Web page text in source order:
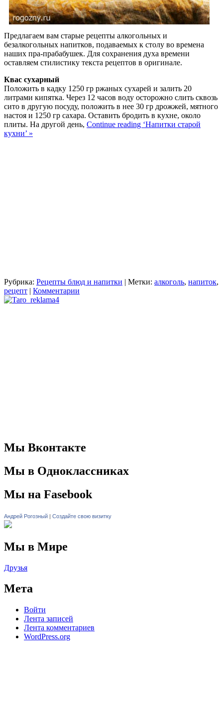
Предлагаем вам старые рецепты алкогольных и
безалкогольных напитков, подаваемых к столу во времена
наших пра-прабабушек. Для сохранения духа времени
оставляем стилистику текста рецептов в оригинале.
Квас сухарный
Положить в кадку 1250 гр ржаных сухарей и залить 20
литрами кипятка. Через 12 часов воду осторожно слить сквозь
сито в другую посуду, положить в нее 30 гр дрожжей, мятного
настоя и 1250 гр сахара. Оставить бродить в кухне, около
плиты. На другой день, Continue reading ‘Напитки старой
кухни’ »
Рубрика: Рецепты блюд и напитки | Метки: алкоголь, напиток,
рецепт | Комментарии
Мы Вконтакте
Мы в Одноклассниках
Мы на Fasebook
Андрей Рогозный | Создайте свою визитку
Мы в Мире
Друзья
Мета
Войти
Лента записей
Лента комментариев
WordPress.org